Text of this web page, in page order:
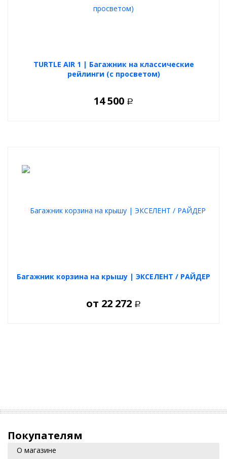
TURTLE AIR 1 | Багажник на классические
рейлинги (с просветом)
14 500 Р
Багажник корзина на крышу | ЭКСЕЛЕНТ / РАЙДЕР
от 22 272 Р
Покупателям
О магазине